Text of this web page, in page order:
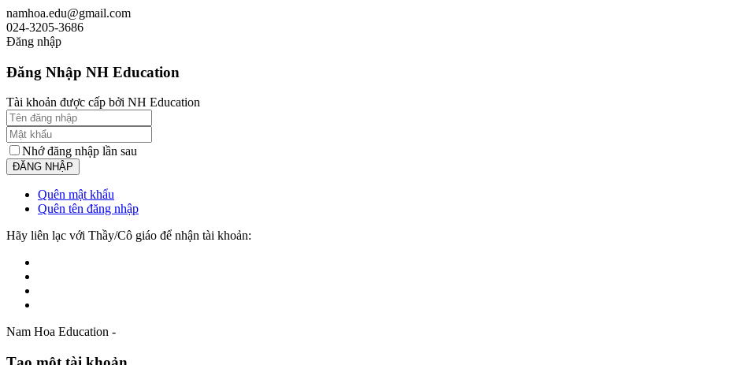
namhoa.edu@gmail.com
024-3205-3686
Đăng nhập
Đăng Nhập NH Education
Tài khoản được cấp bởi NH Education
Nhớ đăng nhập lần sau
Quên mật khẩu
Quên tên đăng nhập
Hãy liên lạc với Thầy/Cô giáo để nhận tài khoản:
Nam Hoa Education -